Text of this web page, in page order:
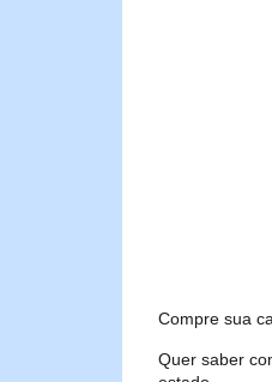
Compre sua
Quer saber